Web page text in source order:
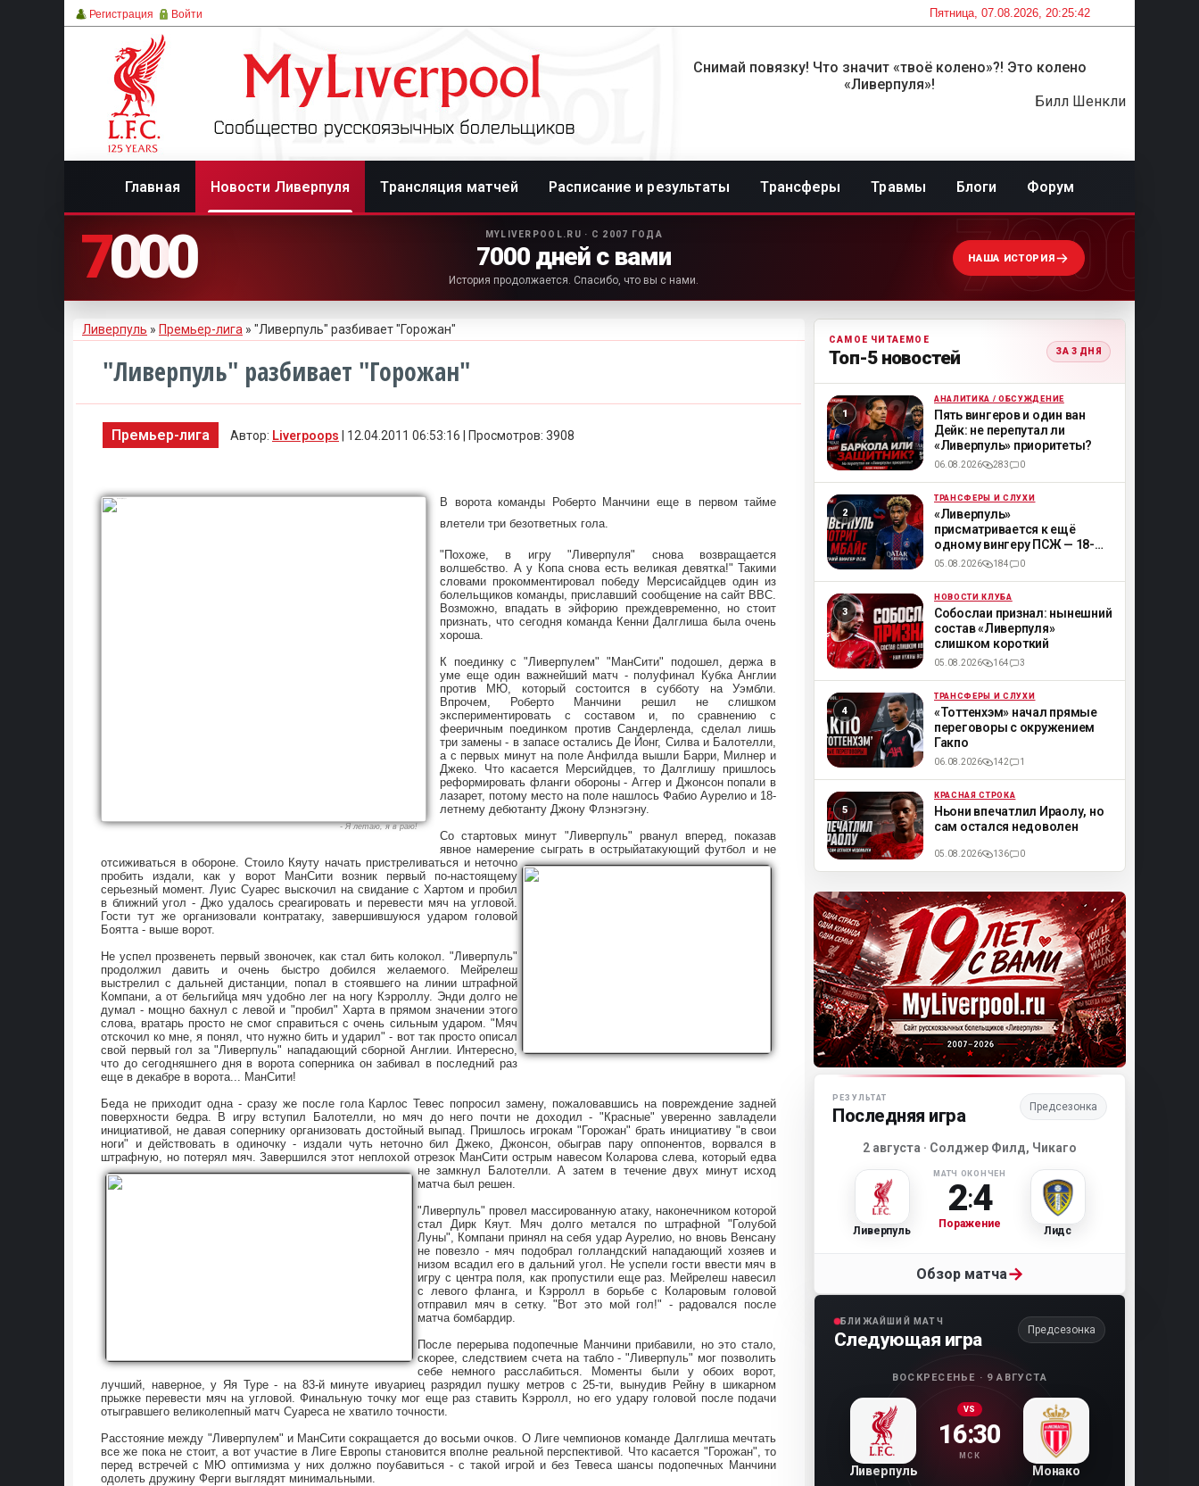
Пятница, 07.08.2026, 20:25:42
Регистрация Войти
Снимай повязку! Что значит «твоё колено»?! Это колено
«Ливерпуля»!
Билл Шенкли
Главная Новости Ливерпуля Трансляция матчей Расписание и результаты Трансферы Травмы Блоги Форум
7000
7000 MYLIVERPOOL.RU · С 2007 ГОДА
7000 дней с вами
История продолжается. Спасибо, что вы с нами.
НАША ИСТОРИЯ
Ливерпуль » Премьер-лига » "Ливерпуль" разбивает "Горожан"
"Ливерпуль" разбивает "Горожан"
Премьер-лига Автор: Liverpoops | 12.04.2011 06:53:16 | Просмотров: 3908
- Я летаю, я в раю!
В ворота команды Роберто Манчини еще в первом тайме
влетели три безответных гола.
"Похоже, в игру "Ливерпуля" снова возвращается
волшебство. А у Копа снова есть великая девятка!" Такими
словами прокомментировал победу Мерсисайдцев один из
болельщиков команды, приславший сообщение на сайт ВВС.
Возможно, впадать в эйфорию преждевременно, но стоит
признать, что сегодня команда Кенни Далглиша была очень
хороша.
К поединку с "Ливерпулем" "МанСити" подошел, держа в
уме еще один важнейший матч - полуфинал Кубка Англии
против МЮ, который состоится в субботу на Уэмбли.
Впрочем, Роберто Манчини решил не слишком
экспериментировать с составом и, по сравнению с
фееричным поединком против Сандерленда, сделал лишь
три замены - в запасе остались Де Йонг, Силва и Балотелли,
а с первых минут на поле Анфилда вышли Барри, Милнер и
Джеко. Что касается Мерсийдцев, то Далглишу пришлось
реформировать фланги обороны - Аггер и Джонсон попали в
лазарет, потому место на поле нашлось Фабио Аурелио и 18-
летнему дебютанту Джону Флэнэгэну.
Со стартовых минут "Ливерпуль" рванул вперед, показав
явное намерение сыграть в острыйатакующий футбол и не
отсиживаться в обороне. Стоило Кяуту начать пристреливаться и неточно
пробить издали, как у ворот МанСити возник первый по-настоящему
серьезный момент. Луис Суарес выскочил на свидание с Хартом и пробил
в ближний угол - Джо удалось среагировать и перевести мяч на угловой.
Гости тут же организовали контратаку, завершившуюся ударом головой
Боятта - выше ворот.
Не успел прозвенеть первый звоночек, как стал бить колокол. "Ливерпуль"
продолжил давить и очень быстро добился желаемого. Мейрелеш
выстрелил с дальней дистанции, попал в стоявшего на линии штрафной
Компани, а от бельгийца мяч удобно лег на ногу Кэрроллу. Энди долго не
думал - мощно бахнул с левой и "пробил" Харта в прямом значении этого
слова, вратарь просто не смог справиться с очень сильным ударом. "Мяч
отскочил ко мне, я понял, что нужно бить и ударил" - вот так просто описал
свой первый гол за "Ливерпуль" нападающий сборной Англии. Интересно,
что до сегодняшнего дня в ворота соперника он забивал в последний раз
еще в декабре в ворота... МанСити!
Беда не приходит одна - сразу же после гола Карлос Тевес попросил замену, пожаловавшись на повреждение задней
поверхности бедра. В игру вступил Балотелли, но мяч до него почти не доходил - "Красные" уверенно завладели
инициативой, не давая сопернику организовать достойный выпад. Пришлось игрокам "Горожан" брать инициативу "в свои
ноги" и действовать в одиночку - издали чуть неточно бил Джеко, Джонсон, обыграв пару оппонентов, ворвался в
штрафную, но потерял мяч. Завершился этот неплохой отрезок МанСити острым навесом Коларова слева, который едва
не замкнул Балотелли. А затем в течение двух минут исход
матча был решен.
"Ливерпуль" провел массированную атаку, наконечником которой
стал Дирк Кяут. Мяч долго метался по штрафной "Голубой
Луны", Компани принял на себя удар Аурелио, но вновь Венсану
не повезло - мяч подобрал голландский нападающий хозяев и
низом всадил его в дальний угол. Не успели гости ввести мяч в
игру с центра поля, как пропустили еще раз. Мейрелеш навесил
с левого фланга, и Кэрролл в борьбе с Коларовым головой
отправил мяч в сетку. "Вот это мой гол!" - радовался после
матча бомбардир.
После перерыва подопечные Манчини прибавили, но это стало,
скорее, следствием счета на табло - "Ливерпуль" мог позволить
себе немного расслабиться. Моменты были у обоих ворот,
лучший, наверное, у Яя Туре - на 83-й минуте ивуариец разрядил пушку метров с 25-ти, вынудив Рейну в шикарном
прыжке перевести мяч на угловой. Финальную точку мог еще раз ставить Кэрролл, но его удару головой после подачи
отыгравшего великолепный матч Суареса не хватило точности.
Расстояние между "Ливерпулем" и МанСити сокращается до восьми очков. О Лиге чемпионов команде Далглиша мечтать
все же пока не стоит, а вот участие в Лиге Европы становится вполне реальной перспективой. Что касается "Горожан", то
перед встречей с МЮ оптимизма у них должно поубавиться - с такой игрой и без Тевеса шансы подопечных Манчини
одолеть дружину Ферги выглядят минимальными.
САМОЕ ЧИТАЕМОЕ
Топ-5 новостей ЗА 3 ДНЯ
ML АНАЛИТИКА / ОБСУЖДЕНИЕ
Пять вингеров и один ван
Дейк: не перепутал ли
«Ливерпуль» приоритеты?
06.08.2026 283 0
ML ТРАНСФЕРЫ И СЛУХИ
«Ливерпуль»
присматривается к ещё
одному вингеру ПСЖ — 18-
летнему Мбайе
05.08.2026 184 0
ML НОВОСТИ КЛУБА
Собослаи признал: нынешний
состав «Ливерпуля»
слишком короткий
05.08.2026 164 3
ML ТРАНСФЕРЫ И СЛУХИ
«Тоттенхэм» начал прямые
переговоры с окружением
Гакпо
06.08.2026 142 1
ML КРАСНАЯ СТРОКА
Ньони впечатлил Ираолу, но
сам остался недоволен
05.08.2026 136 0
Матч-центр «Ливерпуля»
РЕЗУЛЬТАТ
Последняя игра Предсезонка
2 августа · Солджер Филд, Чикаго
Ливерпуль
МАТЧ ОКОНЧЕН
2:4
Поражение
Лидс
Обзор матча→
БЛИЖАЙШИЙ МАТЧ
Следующая игра Предсезонка
ВОСКРЕСЕНЬЕ · 9 АВГУСТА
Ливерпуль
VS
16:30
МСК
Монако